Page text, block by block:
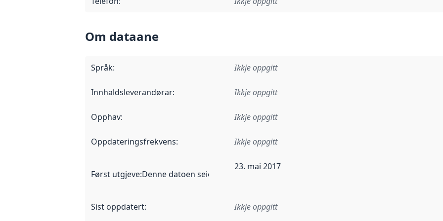
Om dataane
Språk: Ikkje oppgitt
Innhaldsleverandørar: Ikkje oppgitt
Opphav: Ikkje oppgitt
Oppdateringsfrekvens: Ikkje oppgitt
Først utgjeve:Denne datoen seier når dataa i dette datasettet først blei utgitt. Det kan ha
23. mai 2017
Sist oppdatert: Ikkje oppgitt